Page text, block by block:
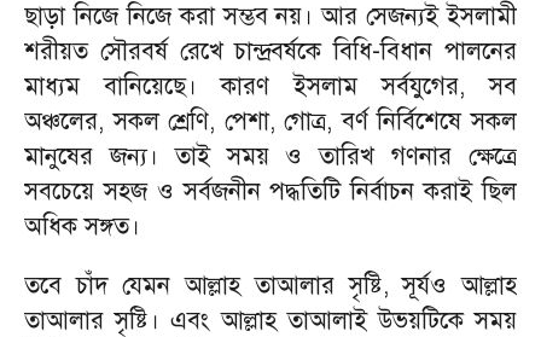
ছাড়া নিজে নিজে করা সম্ভব নয়। আর সেজন্যই ইসলামী
শরীয়ত সৌরবর্ষ রেখে চান্দ্রবর্ষকে বিধি-বিধান পালনের
মাধ্যম বানিয়েছে। কারণ ইসলাম সর্বযুগের,সব
অঞ্চলের,সকল শ্রেণি, পেশা,গোত্র,বর্ণ নির্বিশেষে সকল
মানুষের জন্য। তাই সময় ও তারিখ গণনার ক্ষেত্রে
সবচেয়ে সহজ ও সর্বজনীন পদ্ধতিটি নির্বাচন করাই ছিল
অধিক সঙ্গত।
তবে চাঁদ যেমন আল্লাহ তাআলার সৃষ্টি,সূর্যও আল্লাহ
তাআলার সৃষ্টি। এবং আল্লাহ তাআলাই উভয়টিকে সময়